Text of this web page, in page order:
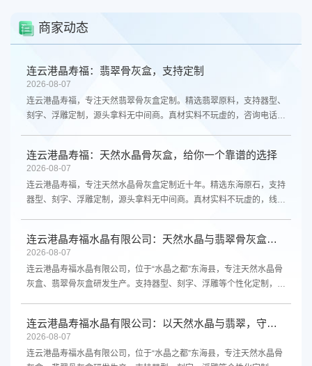
商家动态
连云港晶寿福：翡翠骨灰盒，支持定制
2026-08-07
连云港晶寿福，专注天然翡翠骨灰盒定制。精选翡翠原料，支持器型、
刻字、浮雕定制，源头拿料无中间商。真材实料不玩虚的，咨询电话
连云港晶寿福：天然水晶骨灰盒，给你一个靠谱的选择
2026-08-07
连云港晶寿福，专注天然水晶骨灰盒定制近十年。精选东海原石，支持
器型、刻字、浮雕定制，源头拿料无中间商。真材实料不玩虚的，线上
连云港晶寿福水晶有限公司：天然水晶与翡翠骨灰盒，源头厂家支持定制
2026-08-07
连云港晶寿福水晶有限公司，位于“水晶之都”东海县，专注天然水晶骨
灰盒、翡翠骨灰盒研发生产。支持器型、刻字、浮雕等个性化定制，源
连云港晶寿福水晶有限公司：以天然水晶与翡翠，守护生命最后的尊严
2026-08-07
连云港晶寿福水晶有限公司，位于“水晶之都”东海县，专注天然水晶骨